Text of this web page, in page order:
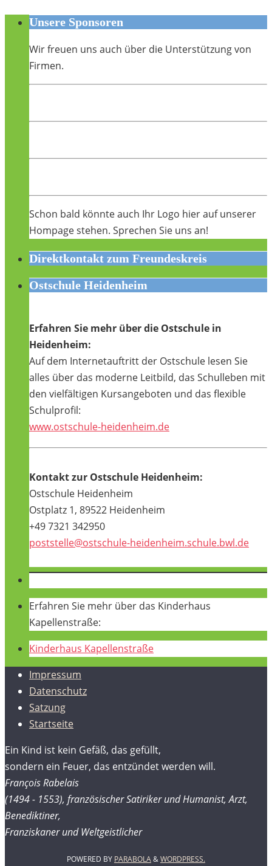
Unsere Sponsoren
Wir freuen uns auch über die Unterstützung von
Firmen.
Schon bald könnte auch Ihr Logo hier auf unserer
Hompage stehen. Sprechen Sie uns an!
Direktkontakt zum Freundeskreis
Ostschule Heidenheim
Erfahren Sie mehr über die Ostschule in
Heidenheim:
Auf dem Internetauftritt der Ostschule lesen Sie
alles über das moderne Leitbild, das Schulleben mit
den vielfältigen Kursangeboten und das flexible
Schulprofil:
www.ostschule-heidenheim.de
Kontakt zur Ostschule Heidenheim:
Ostschule Heidenheim
Ostplatz 1, 89522 Heidenheim
+49 7321 342950
poststelle@ostschule-heidenheim.schule.bwl.de
Erfahren Sie mehr über das Kinderhaus
Kapellenstraße:
Kinderhaus Kapellenstraße
Impressum
Datenschutz
Satzung
Startseite
Ein Kind ist kein Gefäß, das gefüllt,
sondern ein Feuer, das entzündet werden will.
François Rabelais
(1494 - 1553), französischer Satiriker und Humanist, Arzt,
Benediktiner,
Franziskaner und Weltgeistlicher
POWERED BY PARABOLA&WORDPRESS.